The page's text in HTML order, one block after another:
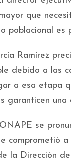
que
poblacional es
Ramírez
debido a las
a esa etapa
garanticen
se
comprometió
la Dirección